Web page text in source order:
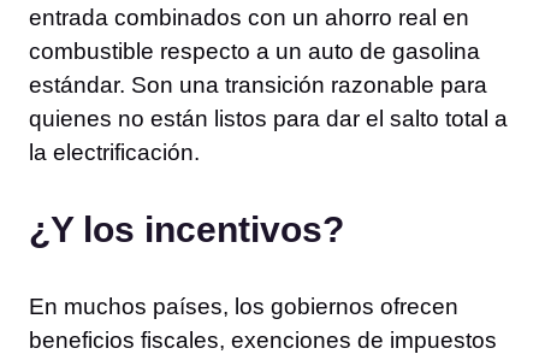
entrada combinados con un ahorro real en
combustible respecto a un auto de gasolina
estándar. Son una transición razonable para
quienes no están listos para dar el salto total a
la electrificación.
¿Y los incentivos?
En muchos países, los gobiernos ofrecen
beneficios fiscales, exenciones de impuestos